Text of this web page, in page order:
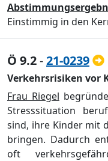
Einstimmig in den
Ö 9.2-21-0239
Verkehrsrisiken vor
Frau Riegel
Stresssituation
sind, ihre Kinder mit
bringen. Dadurch
oft